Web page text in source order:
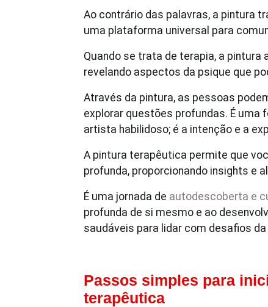
Ao contrário das palavras, a pintura
uma plataforma universal para
Quando se trata de terapia, a
revelando aspectos da psique que
Através da pintura, as pessoas
explorar questões profundas. É uma
artista habilidoso; é a intenção e a
A pintura terapêutica permite que
profunda, proporcionando insights e
É uma jornada de autodescoberta e
profunda de si mesmo e ao
saudáveis para lidar com desafios da
Passos simples para
terapêutica